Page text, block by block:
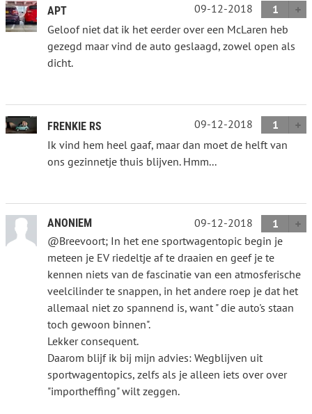
APT 09-12-2018
1
Geloof niet dat ik het eerder over een McLaren heb
gezegd maar vind de auto geslaagd, zowel open als
dicht.
FRENKIE RS 09-12-2018
1
Ik vind hem heel gaaf, maar dan moet de helft van
ons gezinnetje thuis blijven. Hmm...
ANONIEM 09-12-2018
1
@Breevoort; In het ene sportwagentopic begin je
meteen je EV riedeltje af te draaien en geef je te
kennen niets van de fascinatie van een atmosferische
veelcilinder te snappen, in het andere roep je dat het
allemaal niet zo spannend is, want " die auto's staan
toch gewoon binnen".
Lekker consequent.
Daarom blijf ik bij mijn advies: Wegblijven uit
sportwagentopics, zelfs als je alleen iets over over
"importheffing" wilt zeggen.